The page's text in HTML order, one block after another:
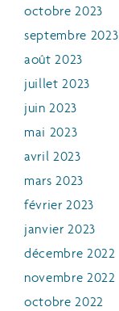
octobre 2023
septembre 2023
août 2023
juillet 2023
juin 2023
mai 2023
avril 2023
mars 2023
février 2023
janvier 2023
décembre 2022
novembre 2022
octobre 2022